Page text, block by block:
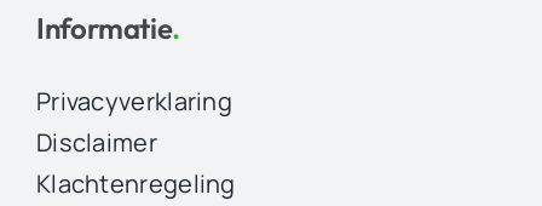
Informatie.
Privacyverklaring
Disclaimer
Klachtenregeling